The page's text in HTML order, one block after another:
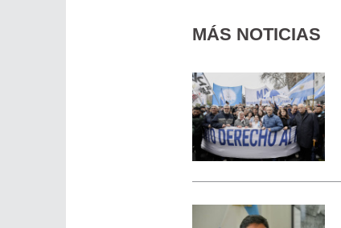
MÁS NOTICIAS